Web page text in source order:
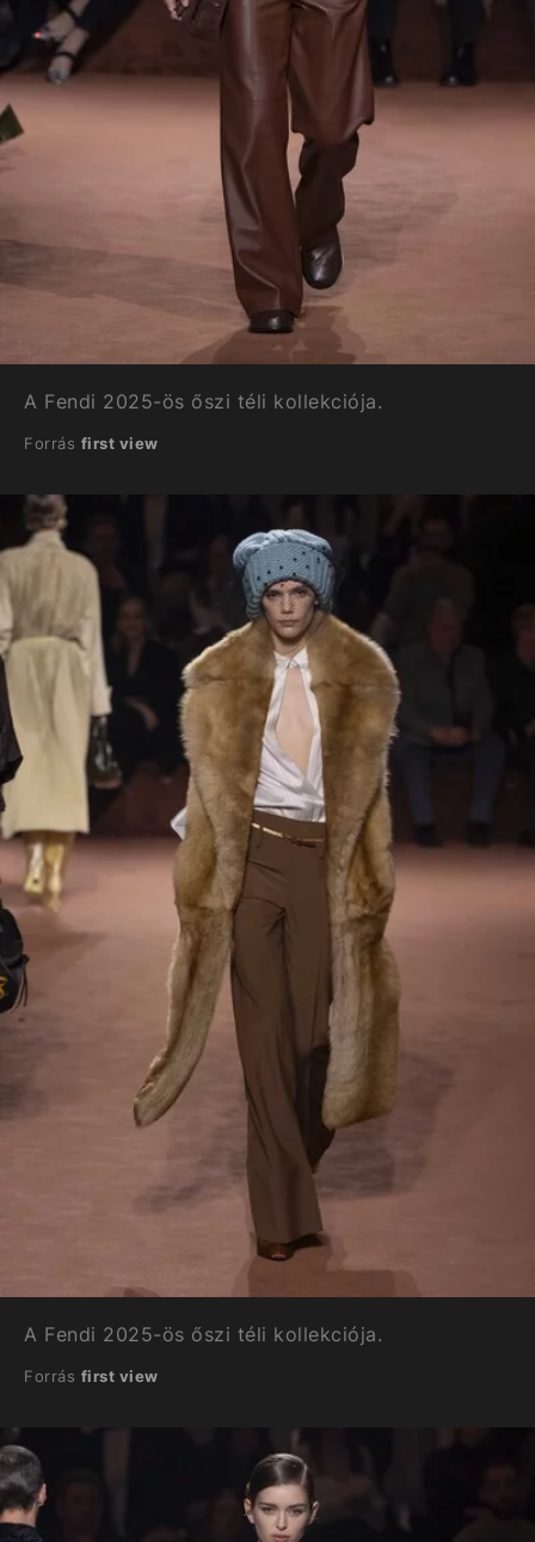
A Fendi 2025-ös őszi téli kollekciója.
Forrás first view
A Fendi 2025-ös őszi téli kollekciója.
Forrás first view